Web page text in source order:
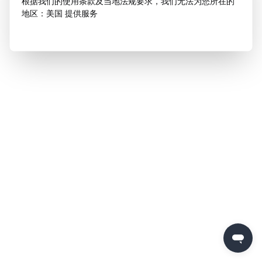
地区：美国 提供服务